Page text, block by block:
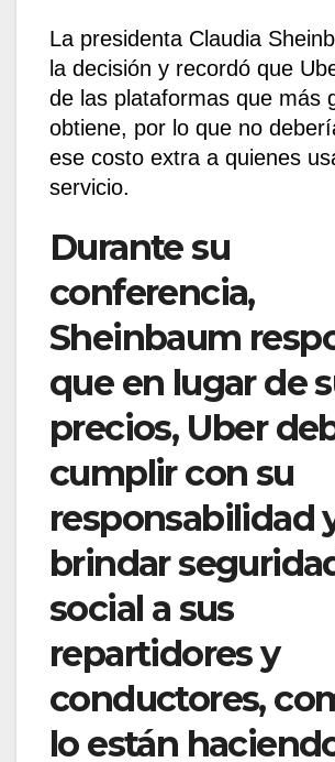
La presidenta Claudia
la decisión y recordó que
de las plataformas que más
obtiene, por lo que no
ese costo extra a quienes
servicio.
Durante su
conferencia,
Sheinbaum
que en lugar de
precios, Uber
cumplir con su
responsabilidad
brindar
social a sus
repartidores y
conductores,
lo están